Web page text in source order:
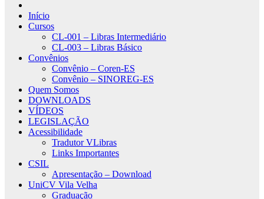
Início
Cursos
CL-001 – Libras Intermediário
CL-003 – Libras Básico
Convênios
Convênio – Coren-ES
Convênio – SINOREG-ES
Quem Somos
DOWNLOADS
VÍDEOS
LEGISLAÇÃO
Acessibilidade
Tradutor VLibras
Links Importantes
CSIL
Apresentação – Download
UniCV Vila Velha
Graduação